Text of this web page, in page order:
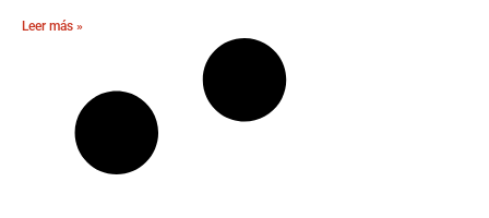
Leer más »